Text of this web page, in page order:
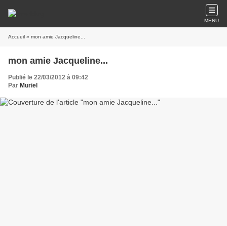
MENU
Accueil » mon amie Jacqueline...
mon amie Jacqueline...
Publié le 22/03/2012 à 09:42
Par Muriel